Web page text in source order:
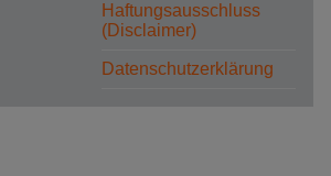
Haftungsausschluss
(Disclaimer)
Datenschutzerklärung